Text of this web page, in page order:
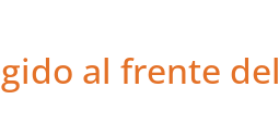
al frente del